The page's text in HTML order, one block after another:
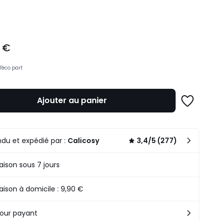
€
part
Ajouter au panier
Ajouter
et expédié par : Calicosy 3,4/5 (277)
sous 7 jours
à domicile : 9,90 €
payant